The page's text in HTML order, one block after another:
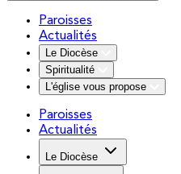
Paroisses
Actualités
Le Diocèse
Spiritualité
L'église vous propose
Paroisses
Actualités
Le Diocèse